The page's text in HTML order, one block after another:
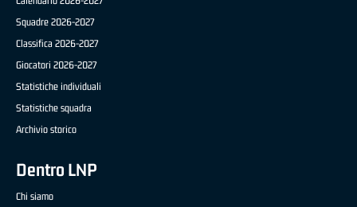
Squadre 2026-2027
Classifica 2026-2027
Giocatori 2026-2027
Statistiche individuali
Statistiche squadra
Archivio storico
Dentro LNP
Chi siamo